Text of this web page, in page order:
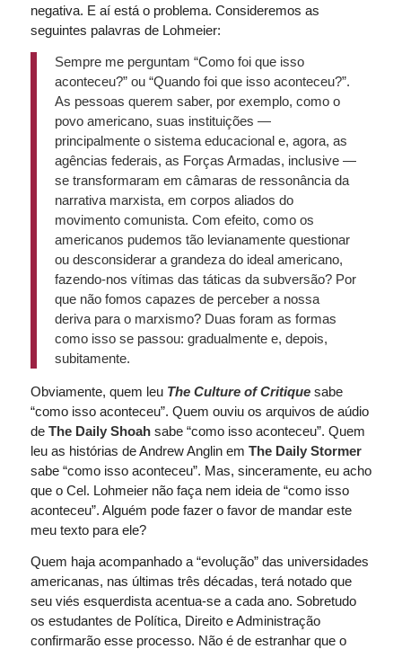
negativa. E aí está o problema. Consideremos as
seguintes palavras de Lohmeier:
Sempre me perguntam “Como foi que isso
aconteceu?” ou “Quando foi que isso aconteceu?”.
As pessoas querem saber, por exemplo, como o
povo americano, suas instituições —
principalmente o sistema educacional e, agora, as
agências federais, as Forças Armadas, inclusive —
se transformaram em câmaras de ressonância da
narrativa marxista, em corpos aliados do
movimento comunista. Com efeito, como os
americanos pudemos tão levianamente questionar
ou desconsiderar a grandeza do ideal americano,
fazendo-nos vítimas das táticas da subversão? Por
que não fomos capazes de perceber a nossa
deriva para o marxismo? Duas foram as formas
como isso se passou: gradualmente e, depois,
subitamente.
Obviamente, quem leu The Culture of Critiquesabe
“como isso aconteceu”. Quem ouviu os arquivos de aúdio
de The Daily Shoah sabe “como isso aconteceu”. Quem
leu as histórias de Andrew Anglin em The Daily Stormer
sabe “como isso aconteceu”. Mas, sinceramente, eu acho
que o Cel. Lohmeier não faça nem ideia de “como isso
aconteceu”. Alguém pode fazer o favor de mandar este
meu texto para ele?
Quem haja acompanhado a “evolução” das universidades
americanas, nas últimas três décadas, terá notado que
seu viés esquerdista acentua-se a cada ano. Sobretudo
os estudantes de Política, Direito e Administração
confirmarão esse processo. Não é de estranhar que o